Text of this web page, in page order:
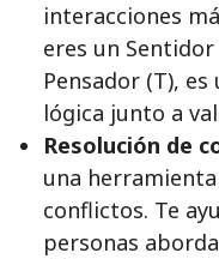
interacciones
eres un
Pensador (T),
lógica junto a
Resolución de
una
conflictos. Te
personas